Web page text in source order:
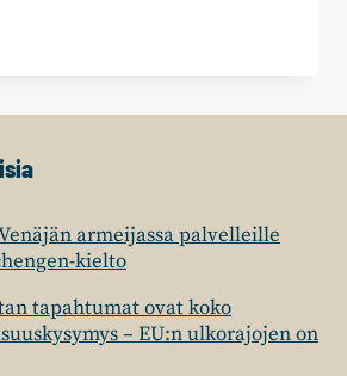
armeijassa palvelleille
kielto
tapahtumat ovat koko
– EU:n ulkorajojen on